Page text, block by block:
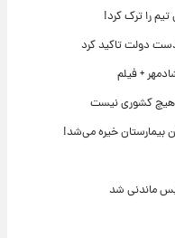
تیم را ترک کرد!
دولت تاکید کرد
+ فیلم
هیچ کشوری نیست
بیمارستان خیره می‌شد!
ماندنی شد